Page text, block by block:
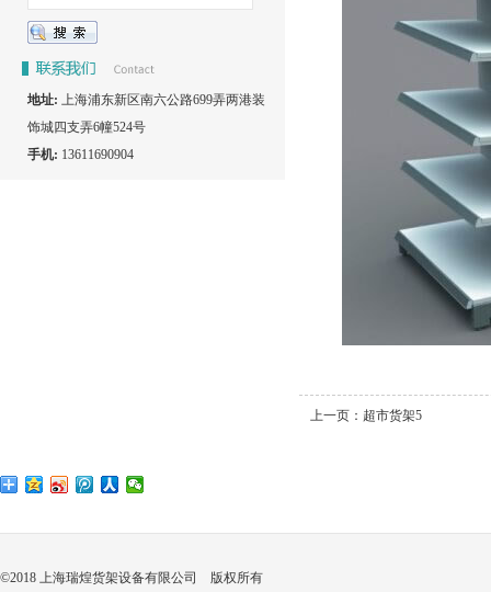
地址: 上海浦东新区南六公路699弄两港装
饰城四支弄6幢524号
手机: 13611690904
上一页： 超市货架5
©2018 上海瑞煌货架设备有限公司 版权所有